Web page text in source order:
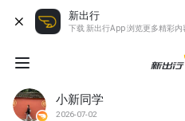
新出行
下载 新出行App 浏览更多精彩内
小新同学
2026-07-02